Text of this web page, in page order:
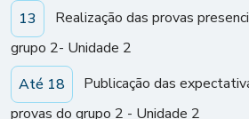
13
Realização das provas
grupo 2- Unidade 2
Até 18
Publicação das
provas do grupo 2 - Unidade 2